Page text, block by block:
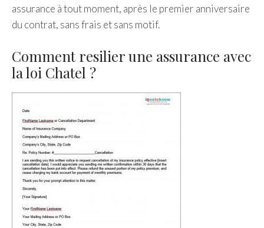
assurance à tout moment, après le premier anniversaire
du contrat, sans frais et sans motif.
Comment resilier une assurance avec
la loi Chatel ?